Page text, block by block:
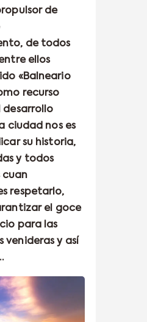
de
de todos
ellos
«Balneario
recurso
desarrollo
ciudad nos es
su historia,
y todos
cuan
respetarlo,
el goce
para las
venideras y así